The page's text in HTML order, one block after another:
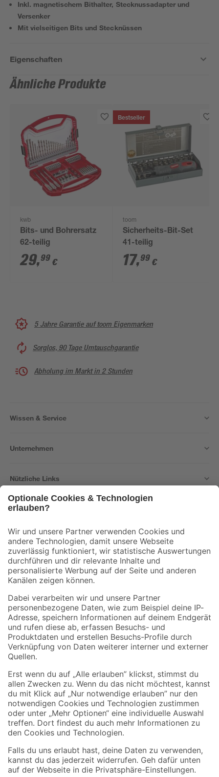
Inkl. magnetischem Bithalter, Stecknussadapter und
Versenker
Mit vielseitigen Bits und Stecknüssen
Eigenschaften
Ähnliche Produkte
kwb
Bits- und Bohrersatz
62-teilig
29,99 €
Bestseller
toom
Sicherheits-Bit-Set
41-teilig
17,99 €
5 Jahre Garantie auf toom Eigenmarken
Sorglos, 90 Tage Umtauschgarantie
Abholung im Markt in 2 Stunden
Wissen & Service
Unternehmen
Nützliche Links
Der toom Newsletter: Keine Angebote und Aktionen mehr verpassen!
Zur Newsletter Anmeldung
Folge uns
Zahlungsarten Versandarten
Sicher einkaufen
Jetzt die toom-App herunterladen
Alle Preisangaben in EUR inkl. gesetzl. MwSt.. Die dargestellten Angebote sind unter
Umständen nicht in allen Märkten verfügbar. Die angegebenen Verfügbarkeiten beziehen